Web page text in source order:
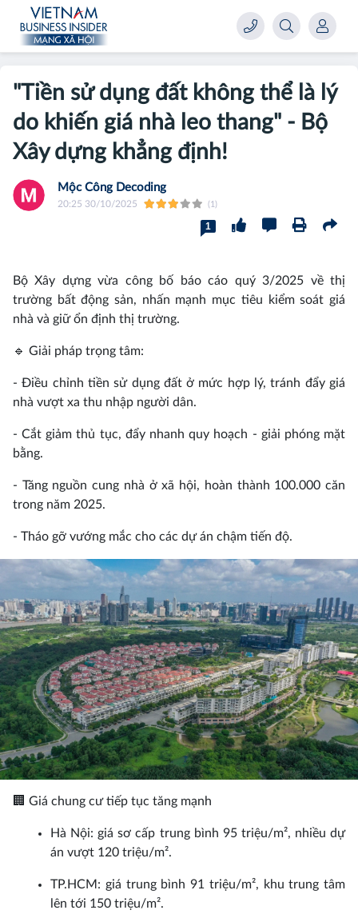
"Tiền sử dụng đất không thể là lý
do khiến giá nhà leo thang" - Bộ
Xây dựng khẳng định!
Mộc Công Decoding
20:25 30/10/2025 (1)
1
Bộ Xây dựng vừa công bố báo cáo quý 3/2025 về thị
trường bất động sản, nhấn mạnh mục tiêu kiểm soát giá
nhà và giữ ổn định thị trường.
🔹 Giải pháp trọng tâm:
- Điều chỉnh tiền sử dụng đất ở mức hợp lý, tránh đẩy giá
nhà vượt xa thu nhập người dân.
- Cắt giảm thủ tục, đẩy nhanh quy hoạch - giải phóng mặt
bằng.
- Tăng nguồn cung nhà ở xã hội, hoàn thành 100.000 căn
trong năm 2025.
- Tháo gỡ vướng mắc cho các dự án chậm tiến độ.
🏢 Giá chung cư tiếp tục tăng mạnh
Hà Nội: giá sơ cấp trung bình 95 triệu/m², nhiều dự
án vượt 120 triệu/m².
TP.HCM: giá trung bình 91 triệu/m², khu trung tâm
lên tới 150 triệu/m².